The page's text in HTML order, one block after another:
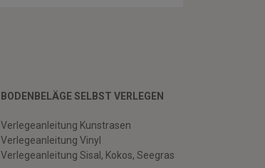
BODENBELÄGE SELBST VERLEGEN
Verlegeanleitung Kunstrasen
Verlegeanleitung Vinyl
Verlegeanleitung Sisal, Kokos, Seegras